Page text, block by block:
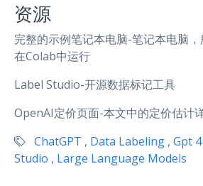
资源
完整的示例笔记本电脑-笔记本电脑
在Colab中运行
Label Studio-开源数据标记工具
OpenAI定价页面-本文中的定价估计
ChatGPT , Data Labeling , Gpt 4
Studio , Large Language Models